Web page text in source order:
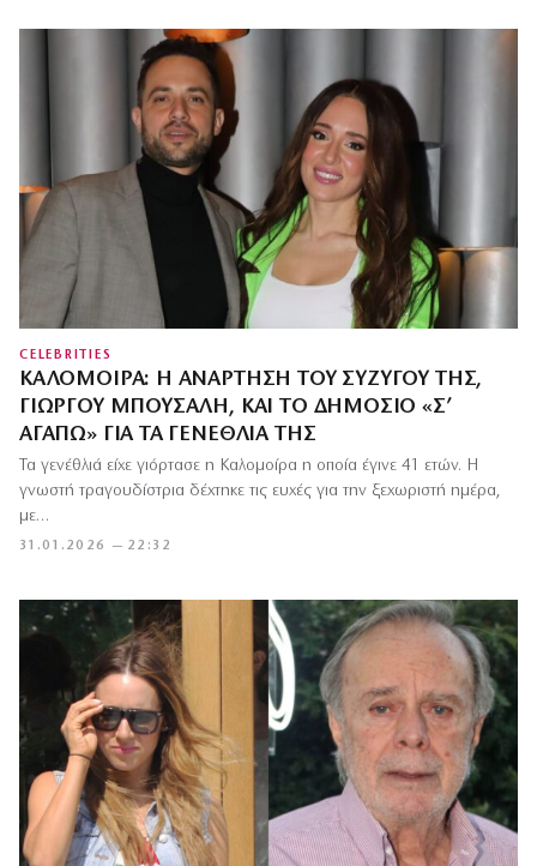
CELEBRITIES
ΚΑΛΟΜΟΊΡΑ: Η ΑΝΆΡΤΗΣΗ ΤΟΥ ΣΥΖΎΓΟΥ ΤΗΣ,
ΓΙΏΡΓΟΥ ΜΠΟΎΣΑΛΗ, ΚΑΙ ΤΟ ΔΗΜΌΣΙΟ «Σ’
ΑΓΑΠΏ» ΓΙΑ ΤΑ ΓΕΝΈΘΛΙΆ ΤΗΣ
31.01.2026 — 22:32
Τα γενέθλιά είχε γιόρτασε η Καλομοίρα η οποία έγινε 41 ετών. Η
γνωστή τραγουδίστρια δέχτηκε τις ευχές για την ξεχωριστή ημέρα,
με…